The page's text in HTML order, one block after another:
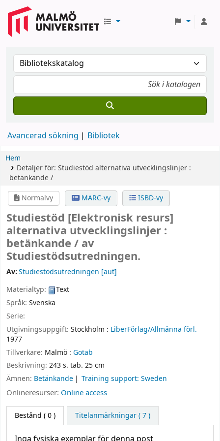
Avancerad sökning Bibliotek
Hem
Detaljer för: Studiestöd alternativa utvecklingslinjer :
betänkande /
Normalvy
MARC-vy ISBD-vy
Studiestöd [Elektronisk resurs]
alternativa utvecklingslinjer :
betänkande / av
Studiestödsutredningen.
Av:Studiestödsutredningen [aut]
Materialtyp:
Text
Språk: Svenska
Serie:
Utgivningsuppgift: Stockholm : LiberFörlag/Allmänna förl.
1977
Tillverkare: Malmö : Gotab
Beskrivning: 243 s. tab. 25 cm
Ämnen: Betänkande Training support: Sweden
Onlineresurser: Online access
Bestånd ( 0 ) Titelanmärkningar ( 7 )